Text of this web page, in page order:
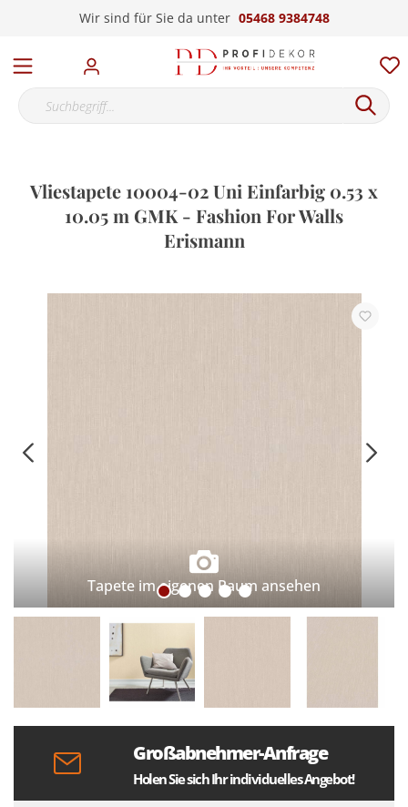
Wir sind für Sie da unter 05468 9384748
Vliestapete 10004-02 Uni Einfarbig 0.53 x
10.05 m GMK - Fashion For Walls
Erismann
Tapete im eigenen Raum ansehen
Großabnehmer-Anfrage
Holen Sie sich Ihr individuelles Angebot!